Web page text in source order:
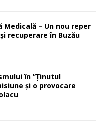
Medicală – Un nou reper
recuperare în Buzău
în ”Ținutul
și o provocare